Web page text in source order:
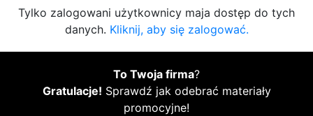
Tylko zalogowani użytkownicy maja dostęp do tych
danych. Kliknij, aby się zalogować.
To Twoja firma?
Gratulacje! Sprawdź jak odebrać materiały
promocyjne!